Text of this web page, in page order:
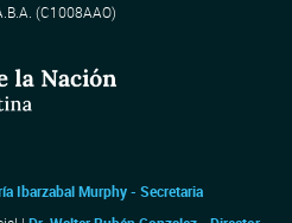
(C1008AAO)
Ibarzabal Murphy - Secretaria